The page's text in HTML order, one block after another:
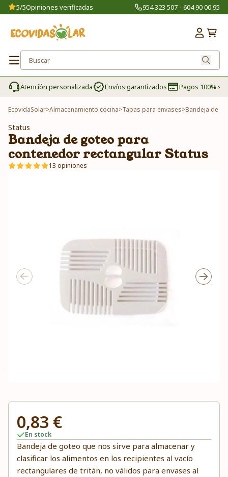
5/5Opiniones verificadas 954 323 507 - 604 90 00 95
Atención personalizada Envíos garantizados Pagos 100%
EcovidaSolar>Almacenamiento cocina>Tapas para envases>Bandeja de
Status
Bandeja de goteo para
contenedor rectangular Status
13 opiniones
0,83 €
En stock
Bandeja de goteo que nos sirve para almacenar y
clasificar los alimentos en los recipientes al vacío
rectangulares de tritán, no válidos para envases al